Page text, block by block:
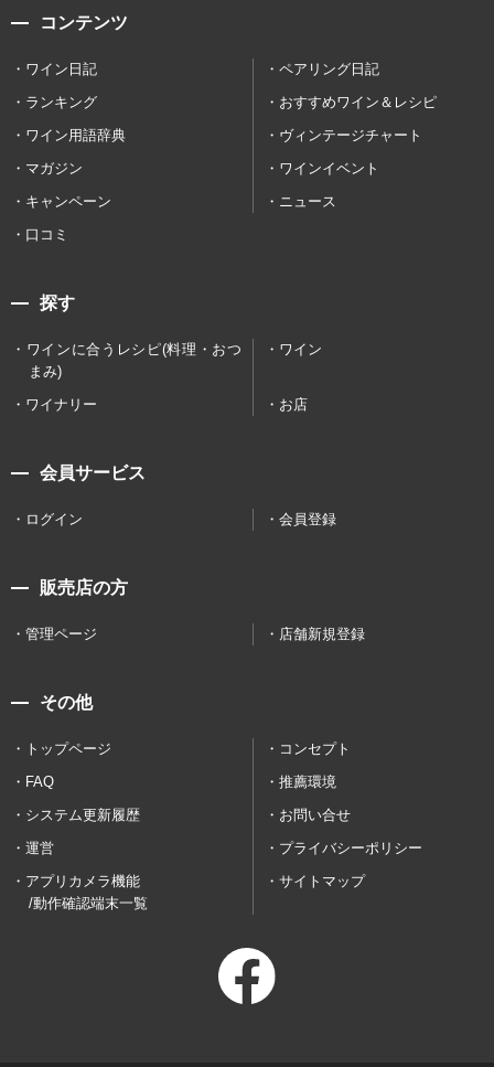
コンテンツ
ワイン日記
ペアリング日記
ランキング
おすすめワイン＆レシピ
ワイン用語辞典
ヴィンテージチャート
マガジン
ワインイベント
キャンペーン
ニュース
口コミ
探す
ワインに合うレシピ(料理・おつ
まみ)
ワイン
ワイナリー お店
会員サービス
ログイン 会員登録
販売店の方
管理ページ 店舗新規登録
その他
トップページ
コンセプト
FAQ
推薦環境
システム更新履歴
お問い合せ
運営
プライバシーポリシー
アプリカメラ機能
/動作確認端末一覧
サイトマップ